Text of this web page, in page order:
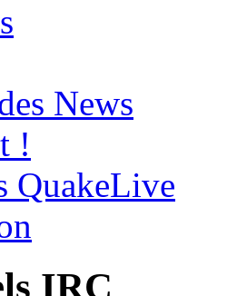
News
!
QuakeLive
IRC